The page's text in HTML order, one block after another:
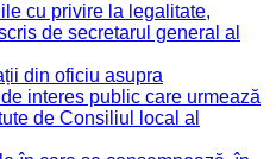
cu privire la legalitate,
de secretarul general al
din oficiu asupra
interes public care urmează
de Consiliul local al